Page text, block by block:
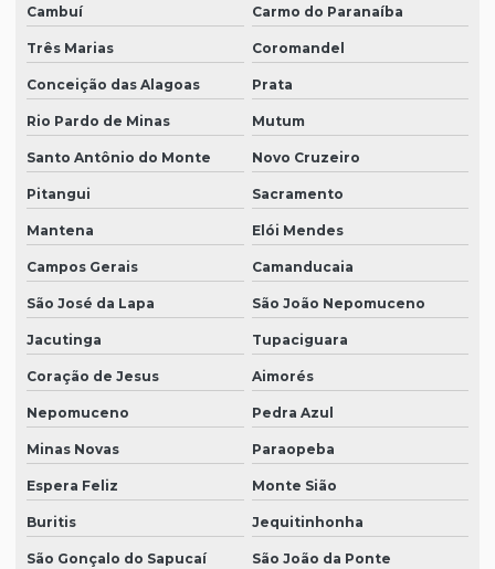
Cambuí Carmo do Paranaíba
Três Marias Coromandel
Conceição das Alagoas Prata
Rio Pardo de Minas Mutum
Santo Antônio do Monte Novo Cruzeiro
Pitangui Sacramento
Mantena Elói Mendes
Campos Gerais Camanducaia
São José da Lapa São João Nepomuceno
Jacutinga Tupaciguara
Coração de Jesus Aimorés
Nepomuceno Pedra Azul
Minas Novas Paraopeba
Espera Feliz Monte Sião
Buritis Jequitinhonha
São Gonçalo do Sapucaí São João da Ponte